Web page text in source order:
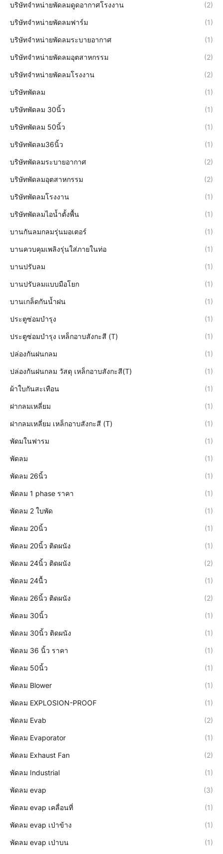
บริษัทจำหน่ายพัดลมดูดอากาศโรงงาน (2)
บริษัทจำหน่ายพัดลมฟาร์ม (1)
บริษัทจำหน่ายพัดลมระบายอากาศ (1)
บริษัทจำหน่ายพัดลมอุตสาหกรรม (2)
บริษัทจำหน่ายพัดลมโรงงาน (2)
บริษัทพัดลม (1)
บริษัทพัดลม 30นิ้ว (1)
บริษัทพัดลม 50นิ้ว (1)
บริษัทพัดลม36นิ้ว (1)
บริษัทพัดลมระบายอากาศ (2)
บริษัทพัดลมอุตสาหกรรม (2)
บริษัทพัดลมโรงงาน (1)
บริษัทพัดลมไอน้ำตั้งพื้น (1)
บานกันลมกลมรุ่นมอเตอร์ (1)
บานควบคุมเพลิงรุ่นใส่ภายในท่อ (1)
บานปรับลม (1)
บานปรับลมแบบมือโยก (1)
บานเกล็ดกันน้ำฝน (1)
ประตูซ่อมบำรุง (1)
ประตูซ่อมบำรุง เหล็กอาบสังกะสี (T) (1)
ปล่องกันฝนกลม (1)
ปล่องกันฝนกลม วัสดุ เหล็กอาบสังกะสี(T) (1)
ผ้าใบกันสะเทือน (1)
ฝากลมเหลี่ยม (1)
ฝากลมเหลี่ยม เหล็กอาบสังกะสี (T) (1)
พัดมในฟารม (1)
พัดลม (1)
พัดลม 26นิ้ว (1)
พัดลม 1 phase ราคา (1)
พัดลม 2 ใบพัด (1)
พัดลม 20นิ้ว (1)
พัดลม 20นิ้ว ติดผนัง (1)
พัดลม 24นิ้ว ติดผนัง (2)
พัดลม 24นื้ว (1)
พัดลม 26นิ้ว ติดผนัง (2)
พัดลม 30นิ้ว (1)
พัดลม 30นิ้ว ติดผนัง (1)
พัดลม 36 นิ้ว ราคา (1)
พัดลม 50นิ้ว (1)
พัดลม Blower (1)
พัดลม EXPLOSION-PROOF (1)
พัดลม Evab (2)
พัดลม Evaporator (1)
พัดลม Exhaust Fan (2)
พัดลม Industrial (1)
พัดลม evap (3)
พัดลม evap เคลื่อนที่ (1)
พัดลม evap เป่าข้าง (1)
พัดลม evap เป่าบน (1)